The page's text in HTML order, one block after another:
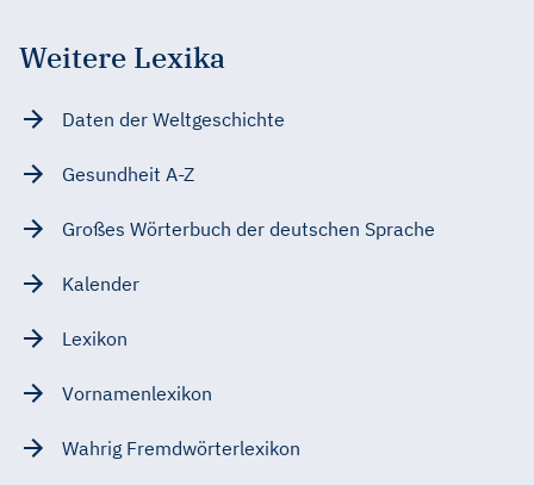
Weitere Lexika
Daten der Weltgeschichte
Gesundheit A-Z
Großes Wörterbuch der deutschen Sprache
Kalender
Lexikon
Vornamenlexikon
Wahrig Fremdwörterlexikon